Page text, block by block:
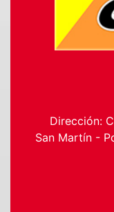
Dirección:
San Martín -